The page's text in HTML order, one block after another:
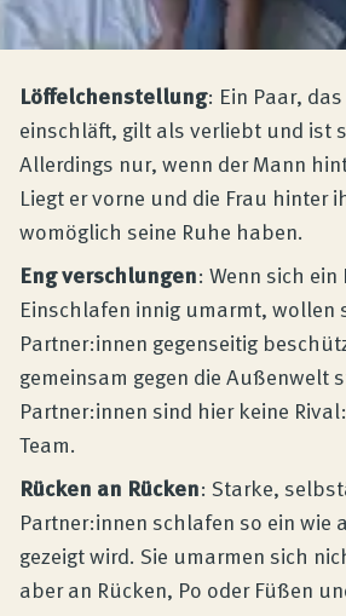
Löffelchenstellung: Ein Paar,
einschläft, gilt als verliebt und ist
Allerdings nur, wenn der Mann
Liegt er vorne und die Frau hinter
womöglich seine Ruhe haben.
Eng verschlungen: Wenn sich ein
Einschlafen innig umarmt, wollen
Partner:innen gegenseitig
gemeinsam gegen die Außenwelt
Partner:innen sind hier keine
Team.
Rücken an Rücken: Starke,
Partner:innen schlafen so ein wie
gezeigt wird. Sie umarmen sich
aber an Rücken, Po oder Füßen